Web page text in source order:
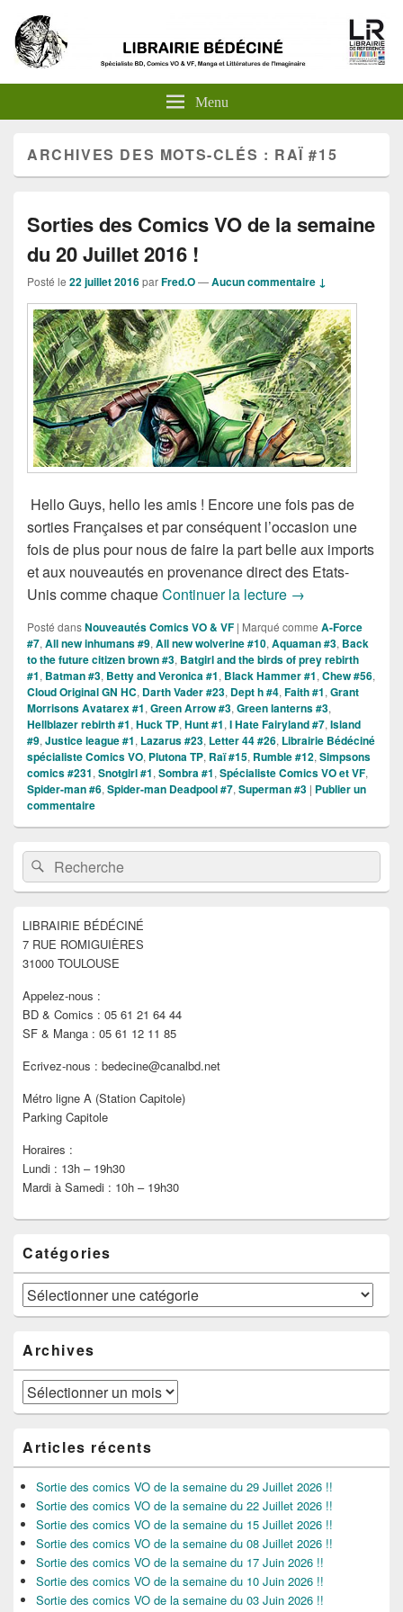
Menu
ARCHIVES DES MOTS-CLÉS : RAÏ #15
Sorties des Comics VO de la semaine
du 20 Juillet 2016 !
Posté le 22 juillet 2016parFred.O—Aucun commentaire ↓
Hello Guys, hello les amis ! Encore une fois pas de
sorties Françaises et par conséquent l’occasion une
fois de plus pour nous de faire la part belle aux imports
et aux nouveautés en provenance direct des Etats-
Unis comme chaqueContinuer la lecture Sorties des
→
Posté dansNouveautés Comics VO & VF | Marqué comme A-Force
#7, All new inhumans #9, All new wolverine #10, Aquaman #3, Back
to the future citizen brown #3, Batgirl and the birds of prey rebirth
#1, Batman #3, Betty and Veronica #1, Black Hammer #1, Chew #56,
Cloud Original GN HC, Darth Vader #23, Dept h #4, Faith #1, Grant
Morrisons Avatarex #1, Green Arrow #3, Green lanterns #3,
Hellblazer rebirth #1, Huck TP, Hunt #1, I Hate Fairyland #7, Island
#9, Justice league #1, Lazarus #23, Letter 44 #26, Librairie Bédéciné
spécialiste Comics VO, Plutona TP, Raï #15, Rumble #12, Simpsons
comics #231, Snotgirl #1, Sombra #1, Spécialiste Comics VO et VF,
Spider-man #6, Spider-man Deadpool #7, Superman #3 | Publier un
commentaire
Zone
principale
de
widget
barre
latérale
Recherche :Rechercher
LIBRAIRIE BÉDÉCINÉ
7 RUE ROMIGUIÈRES
31000 TOULOUSE
Appelez-nous :
BD & Comics : 05 61 21 64 44
SF & Manga : 05 61 12 11 85
Ecrivez-nous : bedecine@canalbd.net
Métro ligne A (Station Capitole)
Parking Capitole
Horaires :
Lundi : 13h – 19h30
Mardi à Samedi : 10h – 19h30
Catégories
Catégories
Archives
Archives
Articles récents
Sortie des comics VO de la semaine du 29 Juillet 2026 !!
Sortie des comics VO de la semaine du 22 Juillet 2026 !!
Sortie des comics VO de la semaine du 15 Juillet 2026 !!
Sortie des comics VO de la semaine du 08 Juillet 2026 !!
Sortie des comics VO de la semaine du 17 Juin 2026 !!
Sortie des comics VO de la semaine du 10 Juin 2026 !!
Sortie des comics VO de la semaine du 03 Juin 2026 !!